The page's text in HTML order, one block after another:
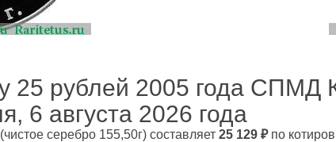
25 рублей 2005 года СПМД
6 августа 2026 года
(чистое серебро 155,50г) составляет 25 129 ₽по